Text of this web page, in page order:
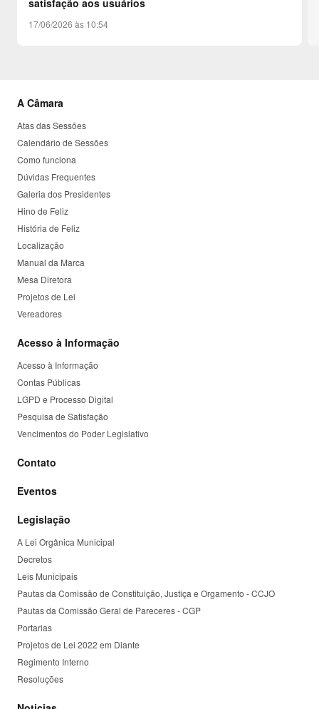
satisfação aos usuários
17/06/2026 às 10:54
A Câmara
Atas das Sessões
Calendário de Sessões
Como funciona
Dúvidas Frequentes
Galeria dos Presidentes
Hino de Feliz
História de Feliz
Localização
Manual da Marca
Mesa Diretora
Projetos de Lei
Vereadores
Acesso à Informação
Acesso à Informação
Contas Públicas
LGPD e Processo Digital
Pesquisa de Satisfação
Vencimentos do Poder Legislativo
Contato
Eventos
Legislação
A Lei Orgânica Municipal
Decretos
Leis Municipais
Pautas da Comissão de Constituição, Justiça e Orgamento - CCJO
Pautas da Comissão Geral de Pareceres - CGP
Portarias
Projetos de Lei 2022 em Diante
Regimento Interno
Resoluções